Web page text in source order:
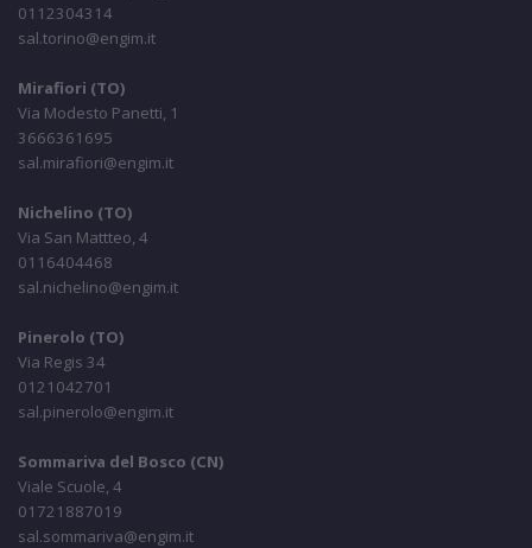
0112304314
sal.torino@engim.it
Mirafiori (TO)
Via Modesto Panetti, 1
3666361695
sal.mirafiori@engim.it
Nichelino (TO)
Via San Mattteo, 4
0116404468
sal.nichelino@engim.it
Pinerolo (TO)
Via Regis 34
0121042701
sal.pinerolo@engim.it
Sommariva del Bosco (CN)
Viale Scuole, 4
01721887019
sal.sommariva@engim.it